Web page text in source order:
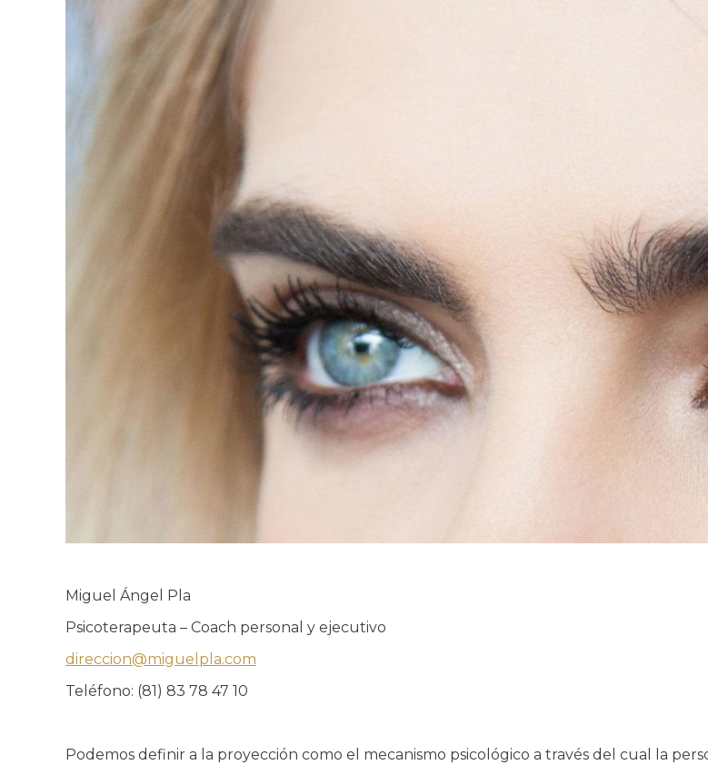
Miguel Ángel Pla
Psicoterapeuta – Coach personal y ejecutivo
direccion@miguelpla.com
Teléfono: (81) 83 78 47 10
Podemos definir a la proyección como el mecanismo psicológico a través del cual la